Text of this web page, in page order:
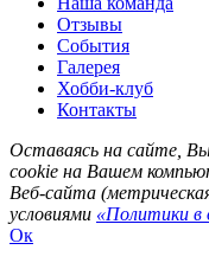
Отзывы
События
Галерея
Хобби-клуб
Контакты
Оставаясь на сайте,
cookie на Вашем
Веб-сайта
условиями «Политики в
Ок